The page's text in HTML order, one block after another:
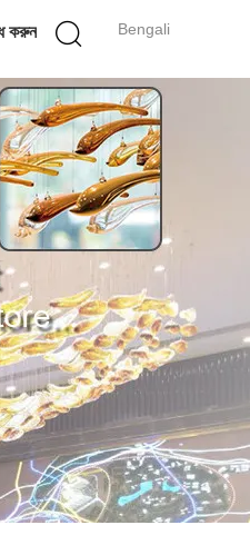
Bengali
করুন